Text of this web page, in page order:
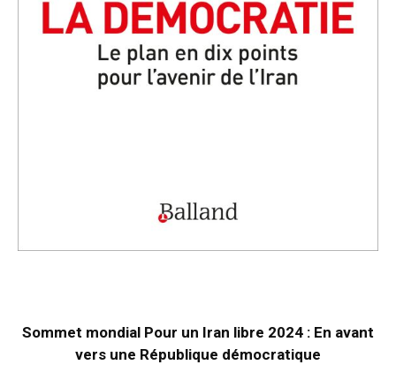
Sommet mondial Pour un Iran libre 2024 : En avant
vers une République démocratique